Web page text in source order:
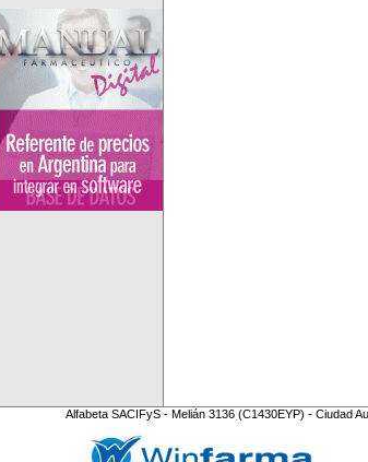
Alfabeta SACIFyS - Melián 3136 (C1430EYP) - Ciudad